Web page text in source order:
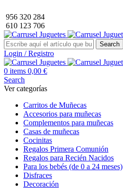
956 320 284
610 123 706
Search
Login / Registro
0 items 0,00 €
Search
Ver categorías
Carritos de Muñecas
Accesorios para muñecas
Complementos para muñecas
Casas de muñecas
Cocinitas
Regalos Primera Comunión
Regalos para Recién Nacidos
Para los bebés (de 0 a 24 meses)
Disfraces
Decoración